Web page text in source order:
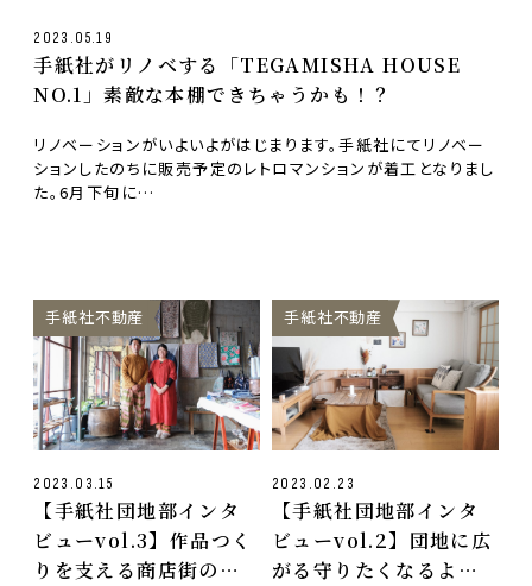
2023.05.19
手紙社がリノベする「TEGAMISHA HOUSE
NO.1」素敵な本棚できちゃうかも！？
リノベーションがいよいよがはじまります。手紙社にてリノベー
ションしたのちに販売予定のレトロマンションが着工となりまし
た。6月下旬に…
手紙社不動産
2023.03.15
【手紙社団地部インタ
ビューvol.3】作品つく
りを支える商店街の中
手紙社不動産
2023.02.23
【手紙社団地部インタ
ビューvol.2】団地に広
がる守りたくなるよう